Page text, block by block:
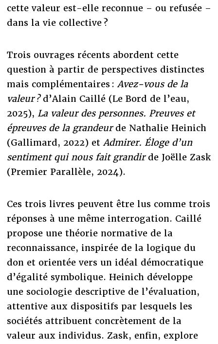
cette valeur est-elle reconnue – ou refusée –
dans la vie collective ?
Trois ouvrages récents abordent cette
question à partir de perspectives distinctes
mais complémentaires :Avez-vous de la
valeur ?d’Alain Caillé (Le Bord de l’eau,
2025), La valeur des personnes. Preuves et
épreuves de la grandeurde Nathalie Heinich
(Gallimard, 2022) etAdmirer. Éloge d’un
sentiment qui nous fait grandirde Joëlle Zask
(Premier Parallèle, 2024).
Ces trois livres peuvent être lus comme trois
réponses à une même interrogation. Caillé
propose une théorie normative de la
reconnaissance, inspirée de la logique du
don et orientée vers un idéal démocratique
d’égalité symbolique. Heinich développe
une sociologie descriptive de l’évaluation,
attentive aux dispositifs par lesquels les
sociétés attribuent concrètement de la
valeur aux individus. Zask, enfin, explore